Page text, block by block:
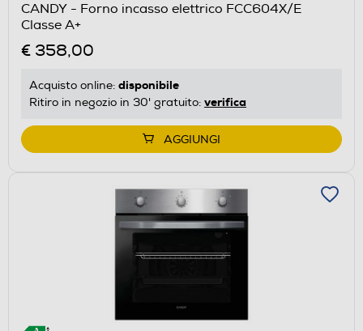
CANDY - Forno incasso elettrico FCC604X/E
Classe A+
€ 358,00
Acquisto online: disponibile
Ritiro in negozio in 30' gratuito: verifica
AGGIUNGI